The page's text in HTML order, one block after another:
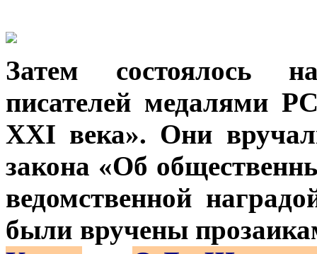
Затем состоялось
писателей медалями
ХХI века». Они
закона «Об
ведомственной
были вручены